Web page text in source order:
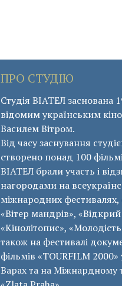
ПРО СТУДІЮ
Студія ВІАТЕЛ заснована
відомим українським
Василем Вітром.
Від часу заснування
створено понад 100
ВІАТЕЛ брали участь і
нагородами на
міжнародних фестивалях,
«Вітер мандрів»,
«Кінолітопис»,
також на фестивалі
фільмів «ТОURFILM
Варах та на Міжнардному